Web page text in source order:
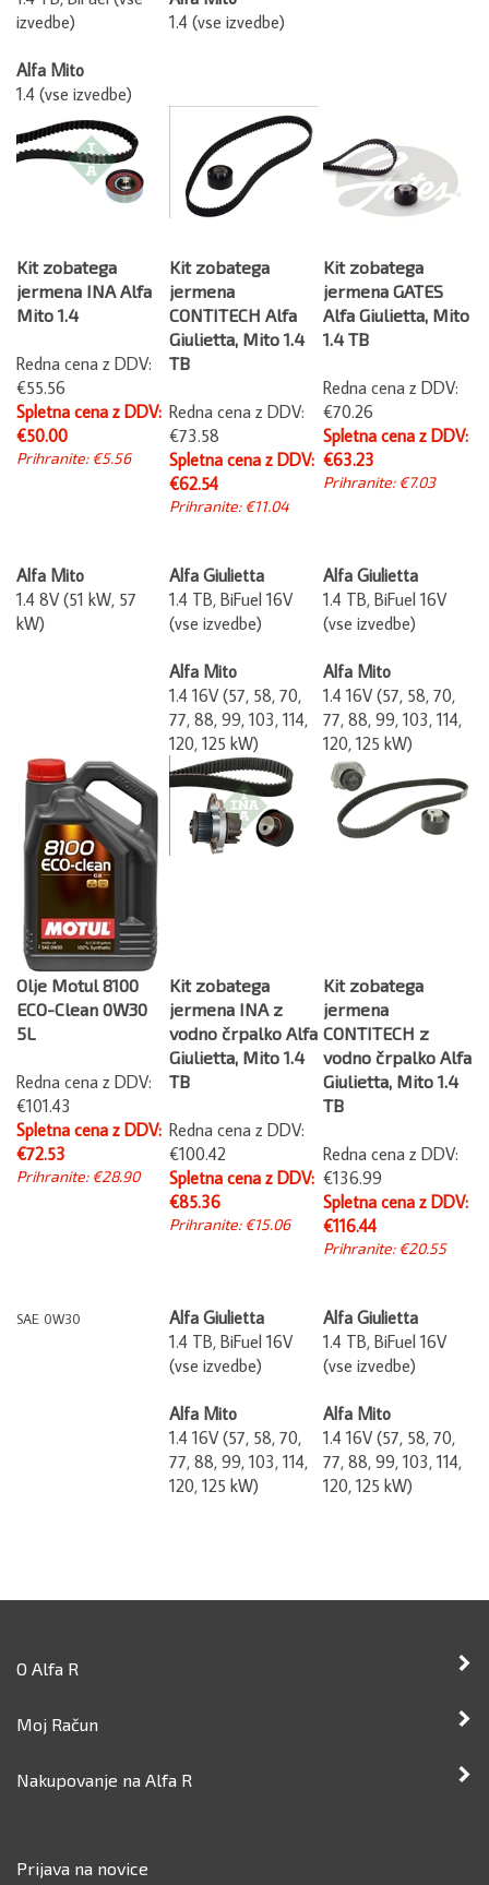
izvedbe)
Alfa Mito
1.4 (vse izvedbe)
1.4 (vse izvedbe)
Kit zobatega
jermena INA Alfa
Mito 1.4
Redna cena z DDV:
€55.56
Spletna cena z DDV:
€50.00
Prihranite: €5.56
Kit zobatega
jermena
CONTITECH Alfa
Giulietta, Mito 1.4
TB
Redna cena z DDV:
€73.58
Spletna cena z DDV:
€62.54
Prihranite: €11.04
Kit zobatega
jermena GATES
Alfa Giulietta, Mito
1.4 TB
Redna cena z DDV:
€70.26
Spletna cena z DDV:
€63.23
Prihranite: €7.03
Alfa Mito
1.4 8V (51 kW, 57
kW)
Alfa Giulietta
1.4 TB, BiFuel 16V
(vse izvedbe)
Alfa Mito
1.4 16V (57, 58, 70,
77, 88, 99, 103, 114,
120, 125 kW)
Alfa Giulietta
1.4 TB, BiFuel 16V
(vse izvedbe)
Alfa Mito
1.4 16V (57, 58, 70,
77, 88, 99, 103, 114,
120, 125 kW)
Olje Motul 8100
ECO-Clean 0W30
5L
Redna cena z DDV:
€101.43
Spletna cena z DDV:
€72.53
Prihranite: €28.90
Kit zobatega
jermena INA z
vodno črpalko Alfa
Giulietta, Mito 1.4
TB
Redna cena z DDV:
€100.42
Spletna cena z DDV:
€85.36
Prihranite: €15.06
Kit zobatega
jermena
CONTITECH z
vodno črpalko Alfa
Giulietta, Mito 1.4
TB
Redna cena z DDV:
€136.99
Spletna cena z DDV:
€116.44
Prihranite: €20.55
Alfa Giulietta
1.4 TB, BiFuel 16V
(vse izvedbe)
Alfa Mito
1.4 16V (57, 58, 70,
77, 88, 99, 103, 114,
120, 125 kW)
Alfa Giulietta
1.4 TB, BiFuel 16V
(vse izvedbe)
Alfa Mito
1.4 16V (57, 58, 70,
77, 88, 99, 103, 114,
120, 125 kW)
O Alfa R
Moj Račun
Nakupovanje na Alfa R
Prijava na novice